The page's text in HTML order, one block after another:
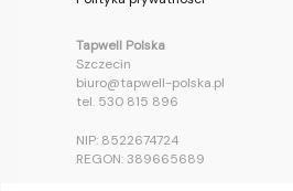
Tapwell Polska
Szczecin
biuro@tapwell-polska.pl
tel. 530 815 896
NIP: 8522674724
REGON: 389665689